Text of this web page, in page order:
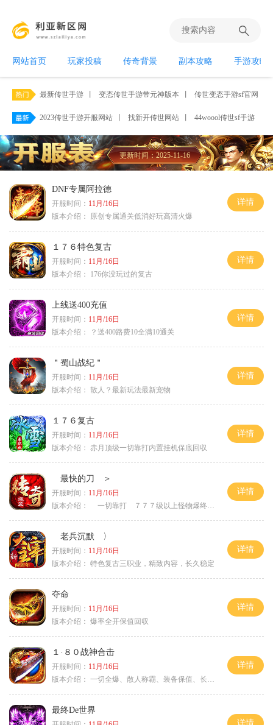
网站首页 玩家投稿 传奇背景 副本攻略 手游攻略
最新传世手游 变态传世手游带元神版本 传世变态手游sf官网
2023传世手游开服网站 找新开传世网站 44woool传世sf手游
更新时间：2025-11-16
DNF专属阿拉德
开服时间： 11月/16日
版本介绍：
原创专属通关低消好玩高清火爆
详情
１７６特色复古
开服时间： 11月/16日
版本介绍：
176你没玩过的复古
详情
上线送400充值
开服时间： 11月/16日
版本介绍：
？送400路费10全满10通关
详情
＂蜀山战纪＂
开服时间： 11月/16日
版本介绍： 散人？最新玩法最新宠物
详情
１７６复古
开服时间： 11月/16日
版本介绍： 赤月顶级一切靠打内置挂机保底回収
详情
最快的刀 ＞
开服时间： 11月/16日
版本介绍：
一切靠打 ７７７级以上怪物爆终极 ＞
详情
老兵沉默 〉
开服时间： 11月/16日
版本介绍： 特色复古三职业，精致内容，长久稳定
详情
夺命
开服时间： 11月/16日
版本介绍： 爆率全开保值回収
详情
１·８０战神合击
开服时间： 11月/16日
版本介绍： 一切全爆、散人称霸、装备保值、长期耐玩
详情
最终De世界
详情